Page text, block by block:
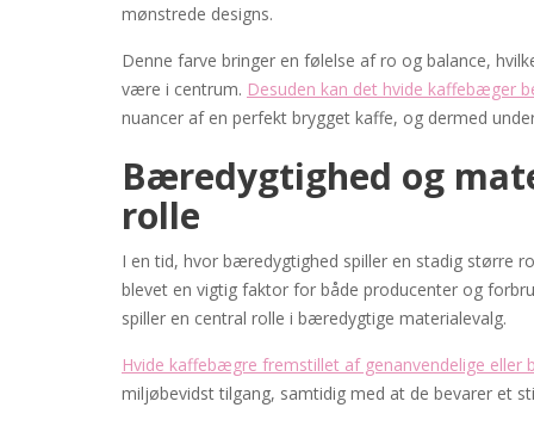
mønstrede designs.
Denne farve bringer en følelse af ro og balance,
være i centrum. Desuden kan det hvide kaffebæger
nuancer af en perfekt brygget kaffe, og dermed
Bæredygtighed og
rolle
I en tid, hvor bæredygtighed spiller en stadig større
blevet en vigtig faktor for både producenter og
spiller en central rolle i bæredygtige materialevalg.
Hvide kaffebægre fremstillet af genanvendelige eller
miljøbevidst tilgang, samtidig med at de bevarer et